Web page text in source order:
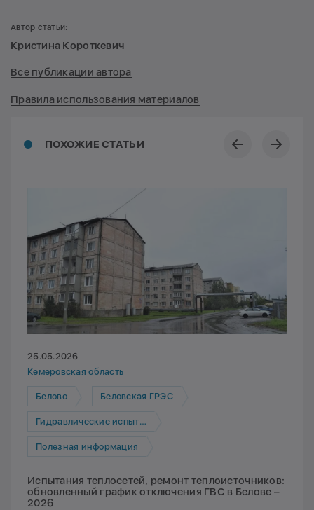
ПОХОЖИЕ СТАТЬИ
25.05.2026
Кемеровская область
Белово Беловская ГРЭС
Гидравлические испытания
Полезная информация
Испытания теплосетей, ремонт теплоисточников:
обновленный график отключения ГВС в Белове –
2026
Автор статьи:
Кристина Короткевич
Все публикации автора
Правила использования материалов